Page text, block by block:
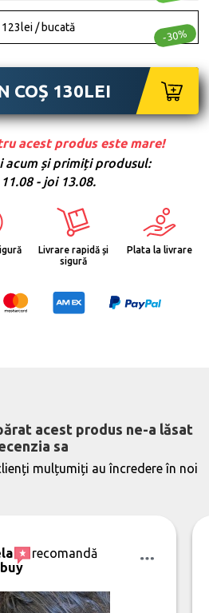
/ bucată
-30%
COȘ 130LEI
acest produs este mare!
acum și primiți produsul:
- joi 13.08.
Livrare rapidă și
sigură
Plata la livrare
acest produs ne-a lăsat
sa
mulțumiți au încredere în noi
recomandă